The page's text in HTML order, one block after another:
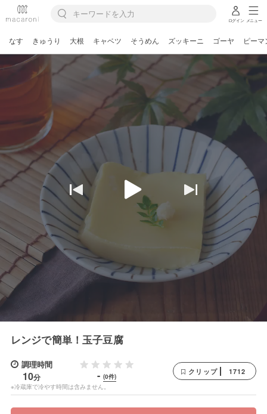
ログイン メニュー
なす きゅうり 大根 キャベツ そうめん ズッキーニ ゴーヤ ピーマ
レンジで簡単！玉子豆腐
調理時間
10分
※冷蔵庫で冷やす時間は含みません。
- (0件)
クリップ 1712